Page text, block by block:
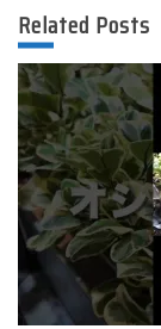
ー
シ
ョ
ン
Related Posts